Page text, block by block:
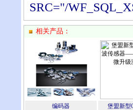
SRC="/
相关产品：
编码器 堡盟新型